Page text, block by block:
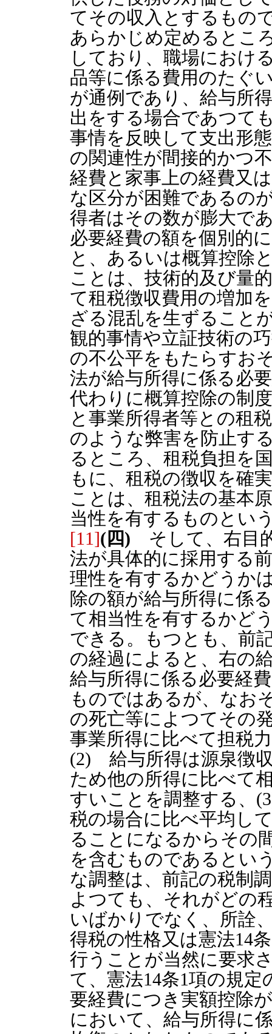
てその収入とするもの
あらかじめ定めるとこ
しており、職場におけ
品等に係る費用のたぐ
が通例であり、給与所
出をする場合であつて
事情を反映して支出形
の関連性が間接的かつ
経費と家事上の経費又
な区分が困難であるの
得者はその数が膨大で
必要経費の額を個別的
と、あるいは概算控除
ことは、技術的及び量
て租税徴収費用の増加
ざる混乱を生ずること
観的事情や立証技術の
の不公平をもたらすお
法が給与所得に係る必
代わりに概算控除の制
と事業所得者等との租
のような弊害を防止す
るところ、租税負担を
もに、租税の徴収を確
ことは、租税法の基本
当性を有するものとい
[11](四) そして、右目
法が具体的に採用する
理性を有するかどうか
除の額が給与所得に係
て相当性を有するかど
できる。もつとも、前
の経過によると、右の
給与所得に係る必要経
ものではあるが、なお
の死亡等によつてその
事業所得に比べて担税
(2) 給与所得は源泉徴
ため他の所得に比べて
すいことを調整する、
税の場合に比べ平均し
ることになるからその
を含むものであるとい
な調整は、前記の税制
よつても、それがどの
いばかりでなく、所詮
得税の性格又は憲法14
行うことが当然に要求
て、憲法14条1項の規
要経費につき実額控除
において、給与所得に